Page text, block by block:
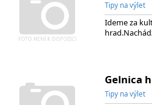
Tipy na výlet
Ideme za
Gelnica
Tipy na výlet